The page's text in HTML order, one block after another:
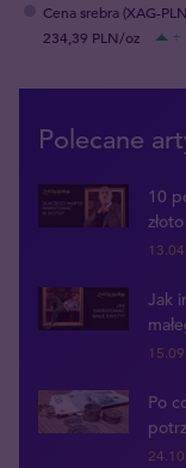
Cena srebra (XAG-
234,39 PLN/oz
+
Polecane
10
złoto
Jak
Po